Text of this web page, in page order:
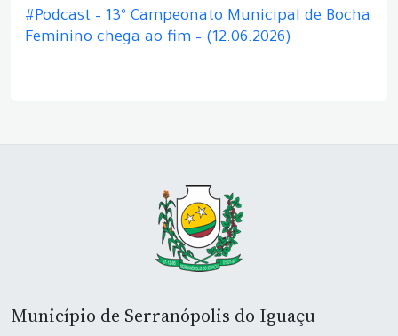
#Podcast – 13º Campeonato Municipal de Bocha
Feminino chega ao fim – (12.06.2026)
Município de Serranópolis do Iguaçu